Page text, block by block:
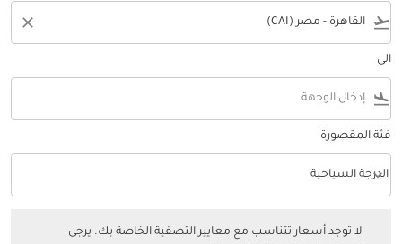
flight_takeoff
close
الى
flight_land
فئة المقصورة
فئة المقصورة option الدرجة السياحية Selected
الدرجة السياحية
keyboard_arrow_down
لا توجد أسعار تتناسب مع معايير التصفية الخاصة بك. يرجى